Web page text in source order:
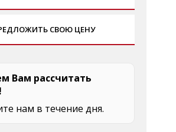
СВОЮ ЦЕНУ
Вам рассчитать
нам в течение дня.